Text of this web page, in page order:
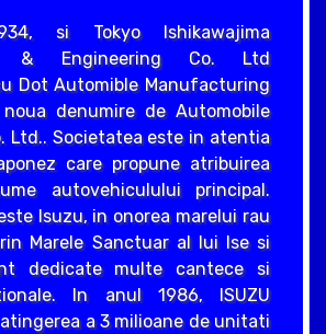
si Tokyo Ishikawajima
& Engineering Co. Ltd
Dot Automible Manufacturing
denumire de Automobile
Ltd.. Societatea este in atentia
care propune atribuirea
autovehiculului principal.
Isuzu, in onorea marelui rau
Marele Sanctuar al lui Ise si
dedicate multe cantece si
In anul 1986, ISUZU
a 3 milioane de unitati